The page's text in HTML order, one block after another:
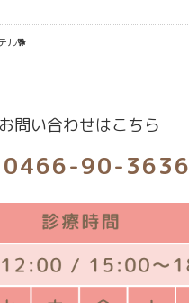
ル🐕
お問い合わせはこちら
0466-90-3636